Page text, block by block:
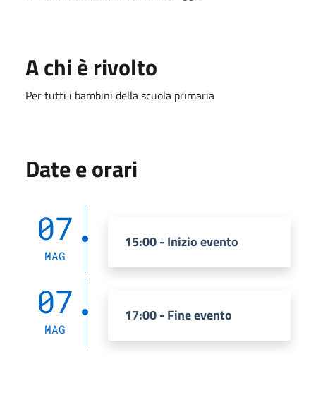
A chi è rivolto
Per tutti i bambini della scuola primaria
Date e orari
07
MAG
15:00 - Inizio evento
07
MAG
17:00 - Fine evento